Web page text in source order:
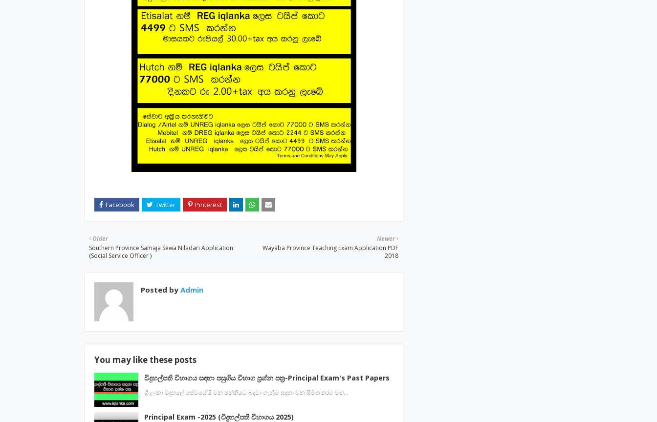
Newer
Wayaba Province Teaching Exam Application PDF
2018
Older
Southern Province Samaja Sewa Niladari Application
(Social Service Officer )
Posted by Admin
You may like these posts
විදුහල්පති විභාගය සඳහා පසුගිය විභාග ප්‍රශ්න පත්‍ර-Principal Exam's Past Papers
ශ්‍රී ලංකා විදුහලේ සේවයේ 2 වන පන්තියට බදවා ගැනීම සදහා වන සීමිත තරග විභ…
Principal Exam -2025 (විදුහල්පති විභාගය 2025)